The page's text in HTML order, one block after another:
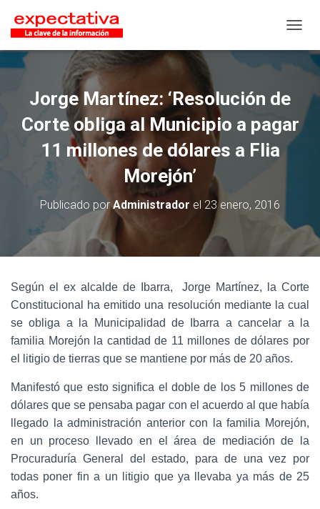
Jorge Martínez: ‘Resolución de
Corte obliga al Municipio a pagar
11 millones de dólares a Flia
Morejón’
Publicado porAdministrador el 23 enero, 2016
Según el ex alcalde de Ibarra, Jorge Martínez, la Corte
Constitucional ha emitido una resolución mediante la cual
se obliga a la Municipalidad de Ibarra a cancelar a la
familia Morejón la cantidad de 11 millones de dólares por
el litigio de tierras que se mantiene por más de 20 años.
Manifestó que esto significa el doble de los 5 millones de
dólares que se pensaba pagar con el acuerdo al que había
llegado la administración anterior con la familia Morejón,
en un proceso llevado en el área de mediación de la
Procuraduría General del estado, para de una vez por
todas poner fin a un litigio que ya llevaba ya más de 25
años.